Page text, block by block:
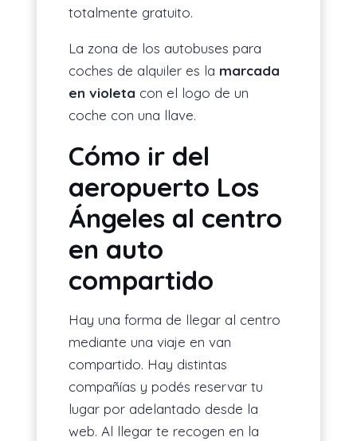
totalmente gratuito.
La zona de los autobuses para
coches de alquiler es la marcada
en violeta con el logo de un
coche con una llave.
Cómo ir del
aeropuerto Los
Ángeles al centro
en auto
compartido
Hay una forma de llegar al centro
mediante una viaje en van
compartido. Hay distintas
compañías y podés reservar tu
lugar por adelantado desde la
web. Al llegar te recogen en la